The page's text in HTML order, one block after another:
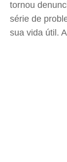
tornou
série de
sua vida útil.